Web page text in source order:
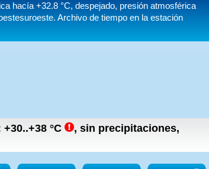
hacía+32.8 °C, despejado, presión atmosférica
Archivo de tiempo en la estación
+30..+38 °C , sin precipitaciones,